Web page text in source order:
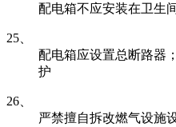
配电箱不应安装在卫生
25、
配电箱应设置总断路器
护
26、
严禁擅自拆改燃气设施